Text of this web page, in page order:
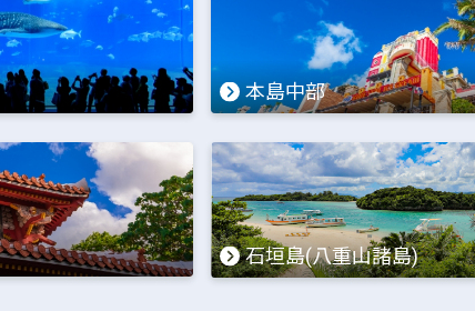
本島中部
石垣島(八重山諸島)